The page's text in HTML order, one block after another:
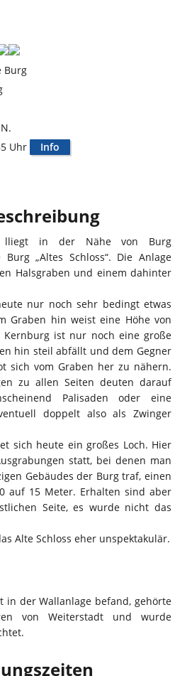
Burg
Uhr Info
lliegt in der Nähe von Burg
„Altes Schloss“. Die Anlage
Halsgraben und einem dahinter
nur noch sehr bedingt etwas
Graben hin weist eine Höhe von
ist nur noch eine große
hin steil abfällt und dem Gegner
sich vom Graben her zu nähern.
zu allen Seiten deuten darauf
Palisaden oder eine
doppelt also als Zwinger
sich heute ein großes Loch. Hier
statt, bei denen man
Gebäudes der Burg traf, einen
auf 15 Meter. Erhalten sind aber
Seite, es wurde nicht das
Alte Schloss eher unspektakulär.
in der Wallanlage befand, gehörte
von Weiterstadt und wurde